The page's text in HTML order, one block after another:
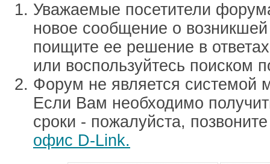
Уважаемые посетители
новое сообщение о
поищите ее решение в
или воспользуйтесь поиском
Форум не является системой
Если Вам необходимо
сроки - пожалуйста,
офис D-Link.